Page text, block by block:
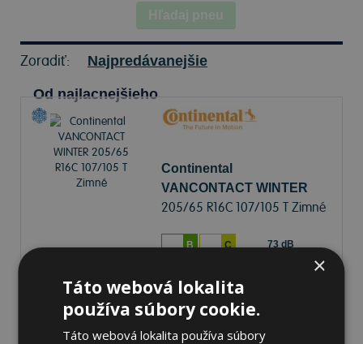
Hľadaj pneu
Zoradiť: Najpredávanejšie
Od najlacnejšieho
Continental
VANCONTACT WINTER
205/65 R16C 107/105 T Zimné
B C 73 dB
Na sklade 20+ ks-K odberu na predajni 12.8.2026
Ihneďk odberu na 2 pobočkách
147,82 € ks Do košíka
×
Táto webová lokalita
používa súbory cookie.
Táto webová lokalita používa súbory